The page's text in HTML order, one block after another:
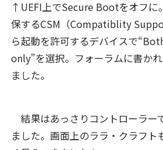
↑UEFI上でSecure Bootをオフに
保するCSM（Compatiblity
ら起動を許可するデバイスで
only”を選択。フォーラムに書か
ました。
結果はあっさりコントローラー
ました。画面上のララ・クラフト